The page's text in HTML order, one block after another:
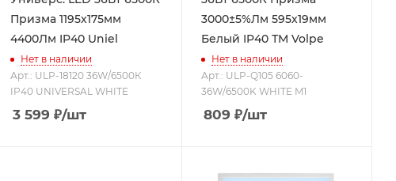
Призма 1195х175мм
4400Лм IP40 Uniel
Нет в наличии
Арт.: ULP-18120 36W/6500К
IP40 UNIVERSAL WHITE
3 599 ₽/шт
3000±5%Лм 595х19мм
Белый IP40 ТМ Volpe
Нет в наличии
Арт.: ULP-Q105 6060-
36W/6500K WHITE M1
809 ₽/шт